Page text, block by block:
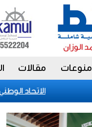
منوعات مقالات
الاتحاد